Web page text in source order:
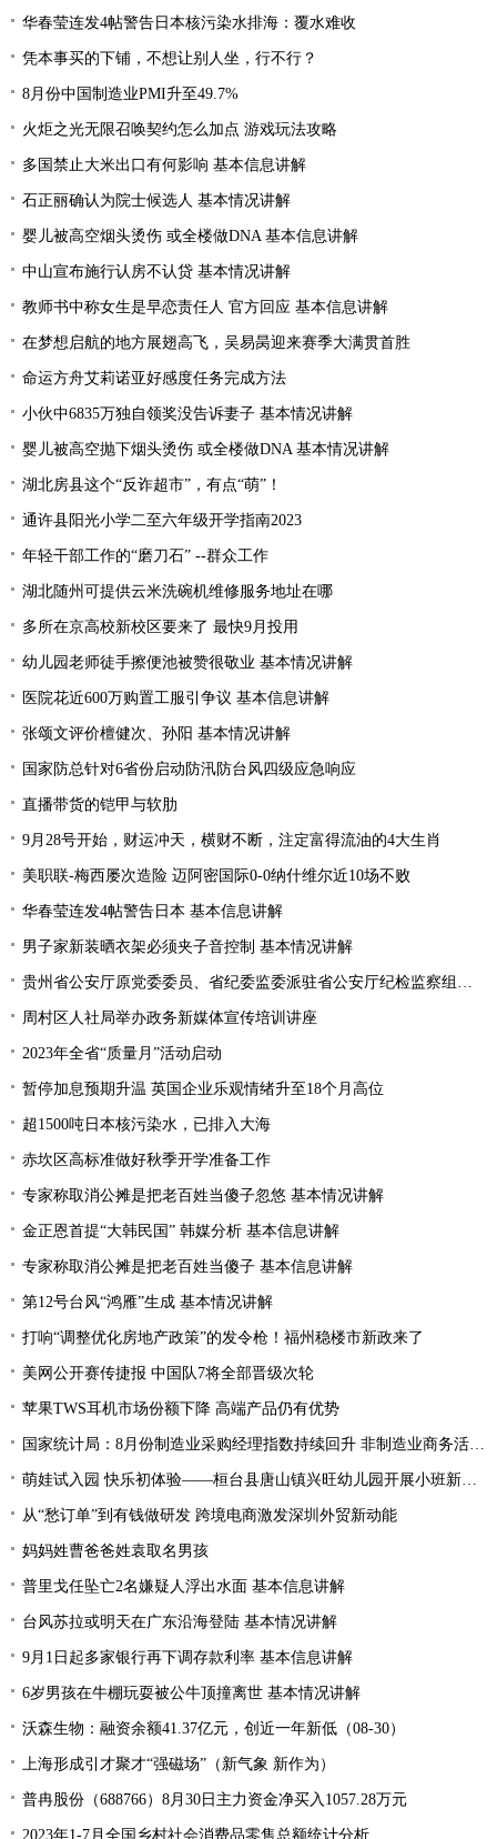
华春莹连发4帖警告日本核污染水排海：覆水难收
凭本事买的下铺，不想让别人坐，行不行？
8月份中国制造业PMI升至49.7%
火炬之光无限召唤契约怎么加点 游戏玩法攻略
多国禁止大米出口有何影响 基本信息讲解
石正丽确认为院士候选人 基本情况讲解
婴儿被高空烟头烫伤 或全楼做DNA 基本信息讲解
中山宣布施行认房不认贷 基本情况讲解
教师书中称女生是早恋责任人 官方回应 基本信息讲解
在梦想启航的地方展翅高飞，吴易昺迎来赛季大满贯首胜
命运方舟艾莉诺亚好感度任务完成方法
小伙中6835万独自领奖没告诉妻子 基本情况讲解
婴儿被高空抛下烟头烫伤 或全楼做DNA 基本情况讲解
湖北房县这个“反诈超市”，有点“萌”！
通许县阳光小学二至六年级开学指南2023
年轻干部工作的“磨刀石” --群众工作
湖北随州可提供云米洗碗机维修服务地址在哪
多所在京高校新校区要来了 最快9月投用
幼儿园老师徒手擦便池被赞很敬业 基本情况讲解
医院花近600万购置工服引争议 基本信息讲解
张颂文评价檀健次、孙阳 基本情况讲解
国家防总针对6省份启动防汛防台风四级应急响应
直播带货的铠甲与软肋
9月28号开始，财运冲天，横财不断，注定富得流油的4大生肖
美职联-梅西屡次造险 迈阿密国际0-0纳什维尔近10场不败
华春莹连发4帖警告日本 基本信息讲解
男子家新装晒衣架必须夹子音控制 基本情况讲解
贵州省公安厅原党委委员、省纪委监委派驻省公安厅纪检监察组原组长陈罡接受纪律审查和监察调查
周村区人社局举办政务新媒体宣传培训讲座
2023年全省“质量月”活动启动
暂停加息预期升温 英国企业乐观情绪升至18个月高位
超1500吨日本核污染水，已排入大海
赤坎区高标准做好秋季开学准备工作
专家称取消公摊是把老百姓当傻子忽悠 基本情况讲解
金正恩首提“大韩民国” 韩媒分析 基本信息讲解
专家称取消公摊是把老百姓当傻子 基本信息讲解
第12号台风“鸿雁”生成 基本情况讲解
打响“调整优化房地产政策”的发令枪！福州稳楼市新政来了
美网公开赛传捷报 中国队7将全部晋级次轮
苹果TWS耳机市场份额下降 高端产品仍有优势
国家统计局：8月份制造业采购经理指数持续回升 非制造业商务活动指数延续扩张态势
萌娃试入园 快乐初体验——桓台县唐山镇兴旺幼儿园开展小班新生体验活动
从“愁订单”到有钱做研发 跨境电商激发深圳外贸新动能
妈妈姓曹爸爸姓袁取名男孩
普里戈任坠亡2名嫌疑人浮出水面 基本信息讲解
台风苏拉或明天在广东沿海登陆 基本情况讲解
9月1日起多家银行再下调存款利率 基本信息讲解
6岁男孩在牛棚玩耍被公牛顶撞离世 基本情况讲解
沃森生物：融资余额41.37亿元，创近一年新低（08-30）
上海形成引才聚才“强磁场”（新气象 新作为）
普冉股份（688766）8月30日主力资金净买入1057.28万元
2023年1-7月全国乡村社会消费品零售总额统计分析